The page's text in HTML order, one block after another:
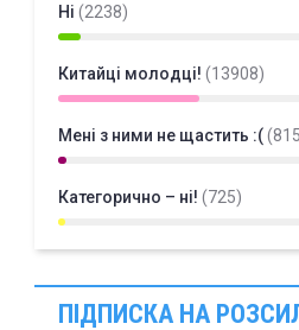
Ні (2238)
Китайці молодці! (13908)
Мені з ними не щастить :(
Категорично – ні! (725)
ПІДПИСКА НА